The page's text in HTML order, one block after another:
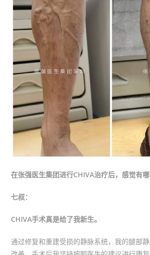
在张强医生集团进行CHIVA治疗后，感觉有哪
七叔：
CHIVA手术真是给了我新生。
通过修复和重建受损的静脉系统，我的腿部